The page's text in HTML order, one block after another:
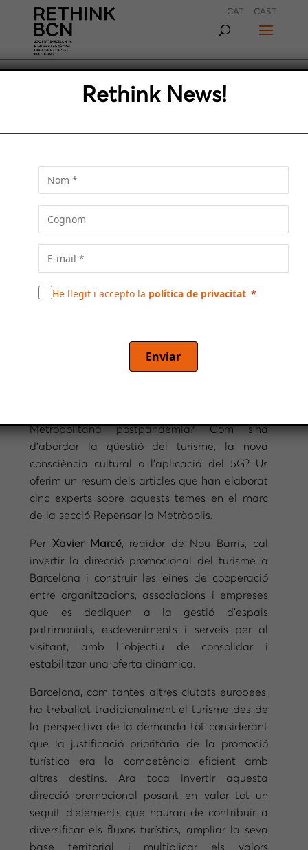
CAT CAST
ALGUNS DELS
INTERROGANTS DE LA
METRÒPOLIS
Resumim quatre articles de Xavier Marcé,
Mariona Tomàs, Llucià Homs i Miquel Molina, i
ara el turisme postpandèmia o la implantació
del 5 G
Metropolitana postpandèmia? Com s’ha
d’abordar la qüestió del turisme, la nova
consciència cultural o l’aplicació del 5G? Us
oferim un resum dels articles que han elaborat
cinc experts sobre aquests temes en el marc
de la secció Repensar la Metròpolis.
Per Xavier Marcé, regidor de Nou Barris, cal
invertir la direcció promocional del turisme a
Barcelona i construir les eines de cooperació
entre organitzacions, associacions i empreses
que es dediquen a la gestió d’espais
patrimonials, esdeveniments i serveis per al
visitant, amb l´objectiu de consolidar i
estabilitzar una oferta dinàmica.
Barcelona, com tantes altres ciutats europees,
ha treballat tradicionalment el turisme des de
la perspectiva de la demanda tot considerant
que la justificació prioritària de la promoció
turística era la competència eficient amb
altres destins. Ara toca invertir aquesta
direcció promocional posant en valor tot un
seguit d’elements que hauran de contribuir a
diversificar els fluxos turístics, ampliar la seva
base territorial i multiplicar els valors
Rethink News!
He llegit i accepto la política de privacitat
Enviar